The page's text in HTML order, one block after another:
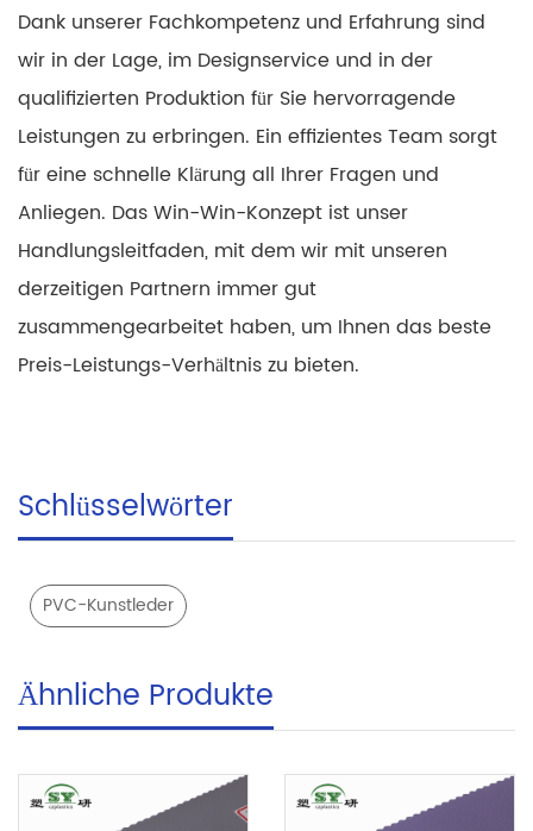
Dank unserer Fachkompetenz und Erfahrung sind
wir in der Lage, im Designservice und in der
qualifizierten Produktion für Sie hervorragende
Leistungen zu erbringen. Ein effizientes Team sorgt
für eine schnelle Klärung all Ihrer Fragen und
Anliegen. Das Win-Win-Konzept ist unser
Handlungsleitfaden, mit dem wir mit unseren
derzeitigen Partnern immer gut
zusammengearbeitet haben, um Ihnen das beste
Preis-Leistungs-Verhältnis zu bieten.
Schlüsselwörter
PVC-Kunstleder
Ähnliche Produkte